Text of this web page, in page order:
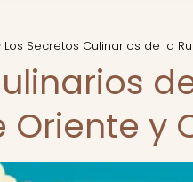
Los Secretos Culinarios de la
Oriente y